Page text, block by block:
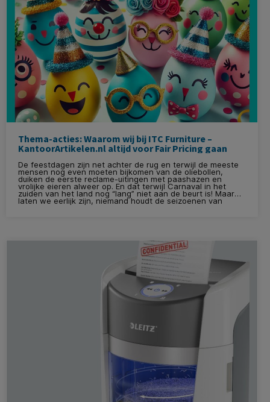
Thema-acties: Waarom wij bij ITC Furniture –
KantoorArtikelen.nl altijd voor Fair Pricing gaan
De feestdagen zijn net achter de rug en terwijl de meeste
mensen nog even moeten bijkomen van de oliebollen,
duiken de eerste reclame-uitingen met paashazen en
vrolijke eieren alweer op. En dat terwijl Carnaval in het
zuiden van het land nog “lang” niet aan de beurt is! Maar
laten we eerlijk zijn, niemand houdt de seizoenen van
reclameacties tegen. Veel bedrijven proberen klanten nu al